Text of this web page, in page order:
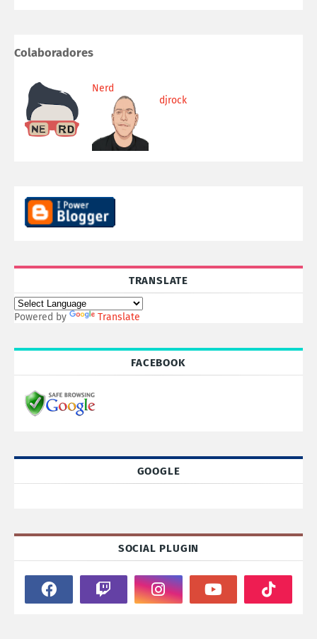
Colaboradores
Nerd
djrock
TRANSLATE
Powered by Translate
FACEBOOK
GOOGLE
SOCIAL PLUGIN